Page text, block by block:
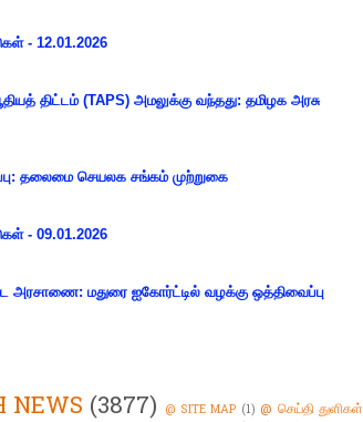
- 12.01.2026
திட்டம் (TAPS) அமலுக்கு வந்தது: தமிழக அரசு
தலைமை செயலக சங்கம் முற்றுகை
- 09.01.2026
அரசாணை: மதுரை ஐகோர்ட்டில் வழக்கு ஒத்திவைப்பு
NEWS (3877) @ SITE MAP (1) @ செய்தி துளிகள்